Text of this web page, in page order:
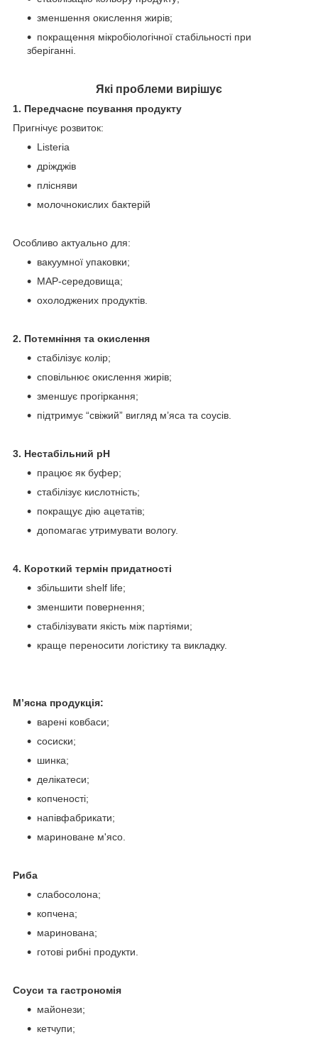
зменшення окислення жирів;
покращення мікробіологічної стабільності при
зберіганні.
Які проблеми вирішує
1. Передчасне псування продукту
Пригнічує розвиток:
Listeria
дріжджів
плісняви
молочнокислих бактерій
Особливо актуально для:
вакуумної упаковки;
MAP-середовища;
охолоджених продуктів.
2. Потемніння та окислення
стабілізує колір;
сповільнює окислення жирів;
зменшує прогіркання;
підтримує “свіжий” вигляд м’яса та соусів.
3. Нестабільний pH
працює як буфер;
стабілізує кислотність;
покращує дію ацетатів;
допомагає утримувати вологу.
4. Короткий термін придатності
збільшити shelf life;
зменшити повернення;
стабілізувати якість між партіями;
краще переносити логістику та викладку.
М’ясна продукція:
варені ковбаси;
сосиски;
шинка;
делікатеси;
копченості;
напівфабрикати;
мариноване м'ясо.
Риба
слабосолона;
копчена;
маринована;
готові рибні продукти.
Соуси та гастрономія
майонези;
кетчупи;